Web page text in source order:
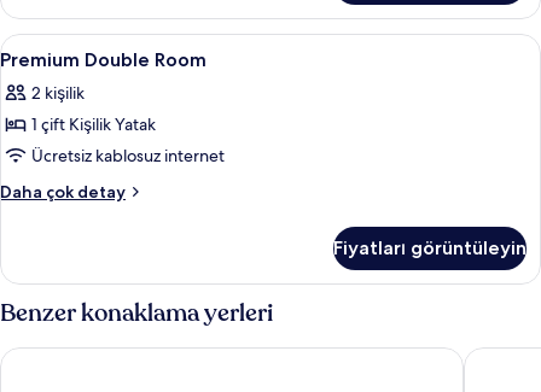
hakkında
daha
fazla
Premium
Double
Room
için
tüm
fotoğrafları
Kaliteli yatak takımı, masa, ücretsiz
11
Premium Double Room
2 kişilik
1 çift Kişilik Yatak
Ücretsiz kablosuz internet
Daha çok detay
Premium
daha
fazla
detay
Fiyatları görüntüleyin
Benzer konaklama yerleri
The Clarendon Hotel